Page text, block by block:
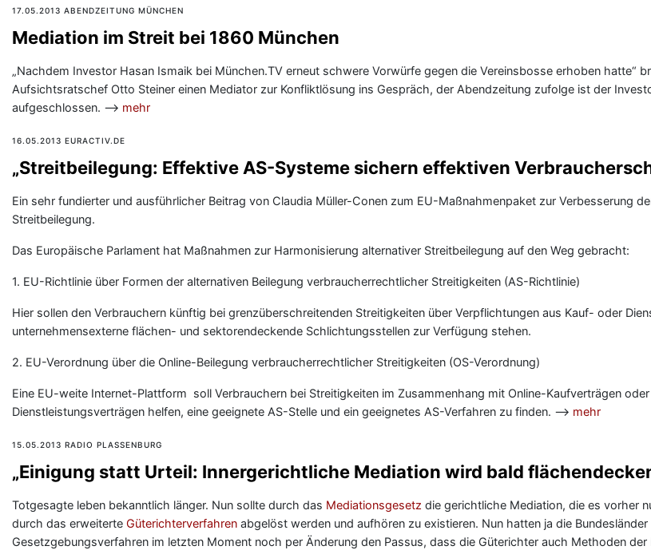
17.05.2013 ABENDZEITUNG MÜNCHEN
Mediation im Streit bei 1860 München
„Nachdem Investor Hasan Ismaik bei München.TV erneut schwere Vorwürfe gegen die Vereinsbosse erhoben hatte“
Aufsichtsratschef Otto Steiner einen Mediator zur Konfliktlösung ins Gespräch, der Abendzeitung zufolge ist der
aufgeschlossen. —> mehr
16.05.2013 EURACTIV.DE
„Streitbeilegung: Effektive AS-Systeme sichern effektiven
Ein sehr fundierter und ausführlicher Beitrag von Claudia Müller-Conen zum EU-Maßnahmenpaket zur Verbesserung
Streitbeilegung.
Das Europäische Parlament hat Maßnahmen zur Harmonisierung alternativer Streitbeilegung auf den Weg gebracht:
1. EU-Richtlinie über Formen der alternativen Beilegung verbraucherrechtlicher Streitigkeiten (AS-Richtlinie)
Hier sollen den Verbrauchern künftig bei grenzüberschreitenden Streitigkeiten über Verpflichtungen aus Kauf- oder
unternehmensexterne flächen- und sektorendeckende Schlichtungsstellen zur Verfügung stehen.
2. EU-Verordnung über die Online-Beilegung verbraucherrechtlicher Streitigkeiten (OS-Verordnung)
Eine EU-weite Internet-Plattform soll Verbrauchern bei Streitigkeiten im Zusammenhang mit Online-Kaufverträgen
Dienstleistungsverträgen helfen, eine geeignete AS-Stelle und ein geeignetes AS-Verfahren zu finden. —> mehr
15.05.2013 RADIO PLASSENBURG
„Einigung statt Urteil: Innergerichtliche Mediation wird bald
Totgesagte leben bekanntlich länger. Nun sollte durch das Mediationsgesetz die gerichtliche Mediation, die es vorher
durch das erweiterte Güterichterverfahren abgelöst werden und aufhören zu existieren. Nun hatten ja die Bundesländer
Gesetzgebungsverfahren im letzten Moment noch per Änderung den Passus, dass die Güterichter auch Methoden